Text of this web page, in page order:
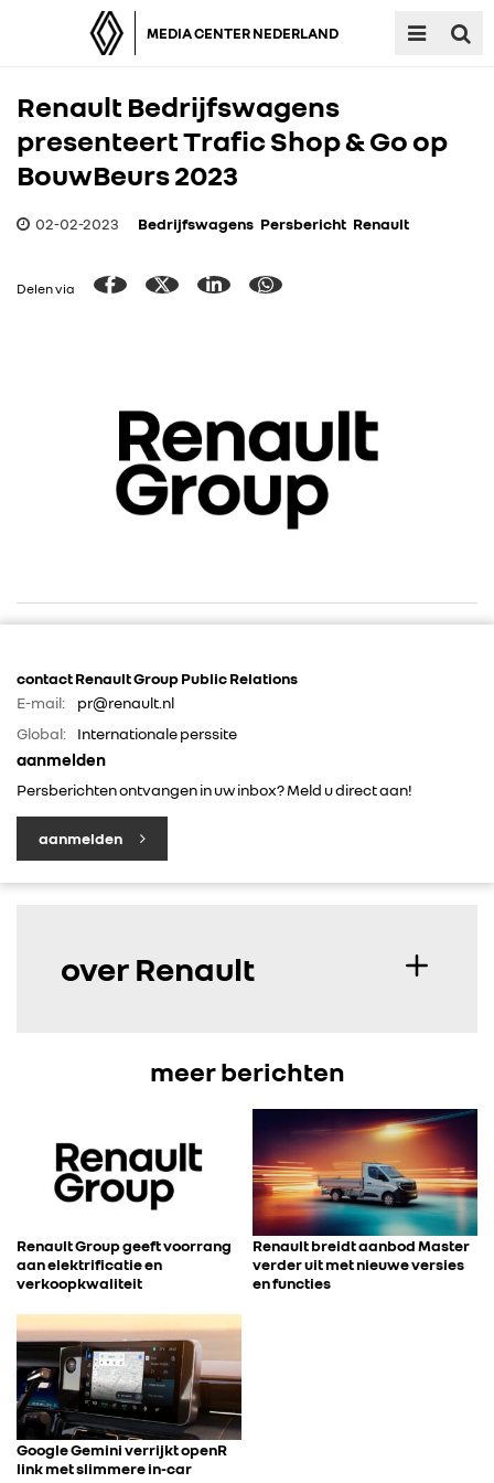
MEDIA CENTER NEDERLAND
RENAULT
DACIA
FOTO’S & VIDEO’S
Renault Bedrijfswagens
presenteert Trafic Shop & Go op
BouwBeurs 2023
02-02-2023 Bedrijfswagens Persbericht Renault
Delen via
contact Renault Group Public Relations
E-mail:
pr@renault.nl
Global:
Internationale perssite
aanmelden
Persberichten ontvangen in uw inbox? Meld u direct aan!
aanmelden
over Renault
meer berichten
Renault Group geeft voorrang
aan elektrificatie en
verkoopkwaliteit
Renault breidt aanbod Master
verder uit met nieuwe versies
en functies
Google Gemini verrijkt openR
link met slimmere in-car